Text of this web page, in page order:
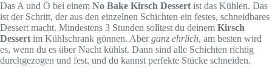
Das A und O bei einem No Bake Kirsch Dessertist das Kühlen. Das
ist der Schritt, der aus den einzelnen Schichten ein festes, schneidbares
Dessert macht. Mindestens 3 Stunden solltest du deinem Kirsch
Dessertim Kühlschrank gönnen. Aberganz ehrlich, am besten wird
es, wenn du es über Nacht kühlst. Dann sind alle Schichten richtig
durchgezogen und fest, und du kannst perfekte Stücke schneiden.